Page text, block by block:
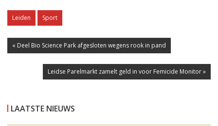
Leiden Sport
« Deel Bio Science Park afgesloten wegens rook in pand
Leidse Parelmarkt zamelt geld in voor Femicide Monitor »
LAATSTE NIEUWS